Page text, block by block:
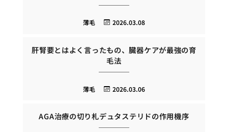
2026.03.08
薄毛
肝腎要とはよく言ったもの、臓器ケアが最強の育
毛法
2026.03.06
薄毛
AGA治療の切り札デュタステリドの作用機序